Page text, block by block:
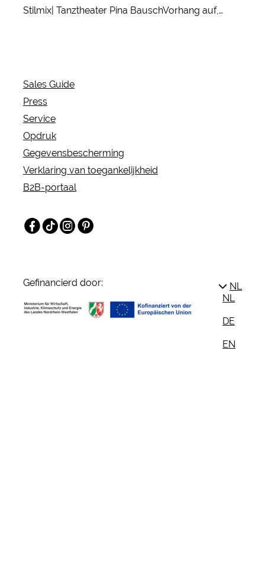
Stilmix| Tanztheater Pina BauschVorhang auf,
Bausch zählt zu den bedeutendsten
Choreografinnen der Gegenwart und erlangte
innerhalb der internationalen Tanzszene
Kultstatus. Auch viele Jahre nach ihrem Tod
bleiben die Inszenierungen der exzellenten
Tänzerin, Choreografin, Tanzpädagogin und
Ballettdirektorin unvergessen und zeitgenössisch.
Sales Guide
Press
Service
Opdruk
Gegevensbescherming
Verklaring van toegankelijkheid
B2B-portaal
Facebook
TikTokInstagramPinterest
Gefinancierd door:
NL
NL
DE
EN